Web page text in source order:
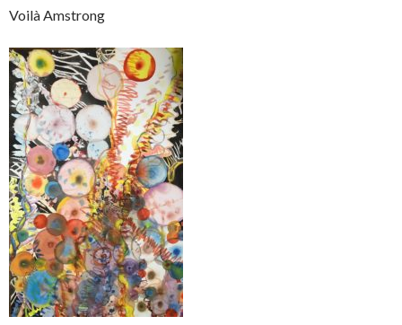
Voilà Amstrong